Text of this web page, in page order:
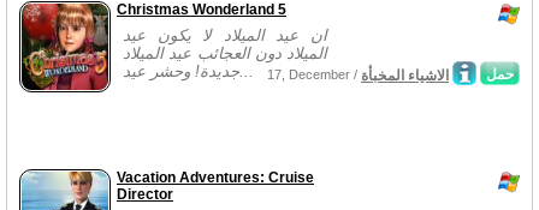
Christmas Wonderland 5
ان عيد الميلاد لا يكون عيد
الميلاد دون العجائب عيد الميلاد
جديدة! وحشر عيد...
حمل 17, December / الاشياء المخبأة
Vacation Adventures: Cruise
Director